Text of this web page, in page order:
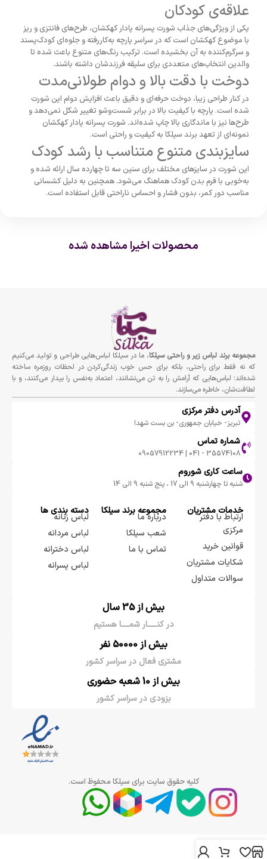
علاقه‌ی کودکان
یکی از ویژگی‌های جذاب شورت پسرانه پادار کهکشان، طرح‌های فانتزی و ریز
با موضوع کهکشان است که در سراسر پارچه به‌کاررفته و جلوه‌ای کودک‌پسند
و سرگرم‌کننده به آن بخشیده است. ترکیب رنگ‌های متنوع باعث شده تا
والدین انتخاب‌های متعددی برای سلیقه فرزندشان داشته باشند.
دوخت با دقت بالا و دوام طولانی‌مدت
در کنار طراحی زیبا، دوخت حرفه‌ای و دقیق باعث افزایش دوام این شورت
شده است. پارچه با کیفیت بالا در برابر شست‌وشو تغییر شکل نمی‌دهد و
طرح‌ها نیز با ماندگاری بالا چاپ شده‌اند. شورت پسرانه پادار کهکشان
نمونه‌ای از تعهد برند سیلکا به کیفیت و راحتی است.
سایزبندی متنوع متناسب با رشد کودک
این شورت در سایزهای مختلف برای سنین سه تا چهارده سال ارائه شده و
به‌خوبی با فرم بدن کودک هماهنگ می‌شود. همچنین به دلیل کشسانی
مناسب دور کمر، بدون فشار و احساس ناراحتی قابل استفاده است.
محصولات اخیرا مشاهده شده
مجموعه برند لباس زير و راحتى سيلكا، ما در سیلکا لباس‌هایی طراحی و تولید می‌کنیم
که نه فقط برای راحتی، بلکه برای حس خوب زندگی‌کردن در لحظات روزمره ساخته
شده‌اند؛ لباس‌هایی که آرامش را به تن می‌نشانند، اعتماد به‌نفس را بیدار می‌کنند، و با
لطافت‌شان، خاطره می‌سازند.
آدرس دفتر مرکزی
تبریز- خیابان جمهوری- بن بست شهدا
شماره تماس
35574108 - 041 | 09057912234
ساعت کاری شوروم
شنبه تا چهارشنبه 9 الی 17 ، پنج شنبه 9 الی 14
خدمات مشتریان
ارتباط با دفتر
مرکزی
قوانین خرید
شکایات مشتریان
سوالات متداول
مجموعه برند سيلكا
درباره ما
شعب سیلکا
تماس با ما
دسته بندی ها
لباس زنانه
لباس مردانه
لباس دخترانه
لباس پسرانه
بیش از 35 سال
در کنـــــار شمــــا هستیم
بیش از 50000 نفر
مشتری فعال در سراسر کشور
بیش از 10 شعبه حضوری
بزودی در سراسر کشور
کلیه حقوق سایت برای سیلکا محفوظ است.